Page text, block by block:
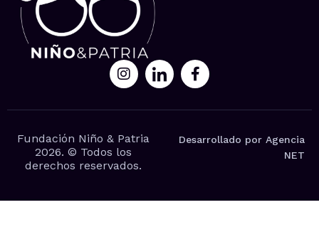
Fundación Niño & Patria
2026. © Todos los
derechos reservados.
Desarrollado por Agencia
NET